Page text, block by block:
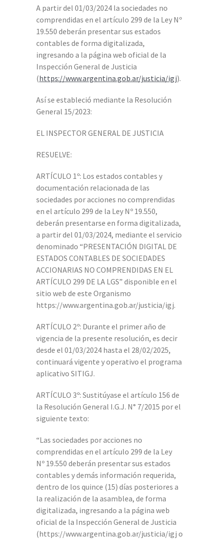
A partir del 01/03/2024 la sociedades no
comprendidas en el artículo 299 de la Ley Nº
19.550 deberán presentar sus estados
contables de forma digitalizada,
ingresando a la página web oficial de la
Inspección General de Justicia
(https://www.argentina.gob.ar/justicia/igj).
Así se estableció mediante la Resolución
General 15/2023:
EL INSPECTOR GENERAL DE JUSTICIA
RESUELVE:
ARTÍCULO 1º: Los estados contables y
documentación relacionada de las
sociedades por acciones no comprendidas
en el artículo 299 de la Ley Nº 19.550,
deberán presentarse en forma digitalizada,
a partir del 01/03/2024, mediante el servicio
denominado “PRESENTACIÓN DIGITAL DE
ESTADOS CONTABLES DE SOCIEDADES
ACCIONARIAS NO COMPRENDIDAS EN EL
ARTÍCULO 299 DE LA LGS” disponible en el
sitio web de este Organismo
https://www.argentina.gob.ar/justicia/igj.
ARTÍCULO 2º: Durante el primer año de
vigencia de la presente resolución, es decir
desde el 01/03/2024 hasta el 28/02/2025,
continuará vigente y operativo el programa
aplicativo SITIGJ.
ARTÍCULO 3º: Sustitúyase el artículo 156 de
la Resolución General I.G.J. N° 7/2015 por el
siguiente texto:
“Las sociedades por acciones no
comprendidas en el artículo 299 de la Ley
Nº 19.550 deberán presentar sus estados
contables y demás información requerida,
dentro de los quince (15) días posteriores a
la realización de la asamblea, de forma
digitalizada, ingresando a la página web
oficial de la Inspección General de Justicia
(https://www.argentina.gob.ar/justicia/igj o